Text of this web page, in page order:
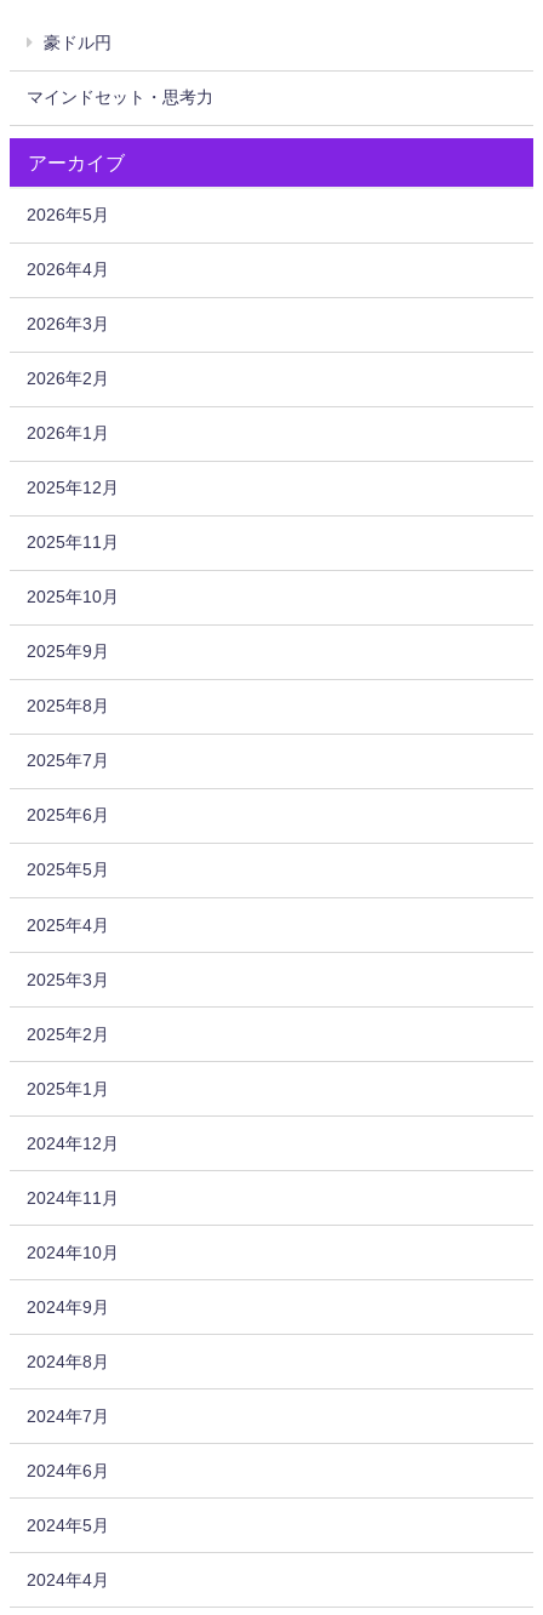
豪ドル円
マインドセット・思考力
アーカイブ
2026年5月
2026年4月
2026年3月
2026年2月
2026年1月
2025年12月
2025年11月
2025年10月
2025年9月
2025年8月
2025年7月
2025年6月
2025年5月
2025年4月
2025年3月
2025年2月
2025年1月
2024年12月
2024年11月
2024年10月
2024年9月
2024年8月
2024年7月
2024年6月
2024年5月
2024年4月